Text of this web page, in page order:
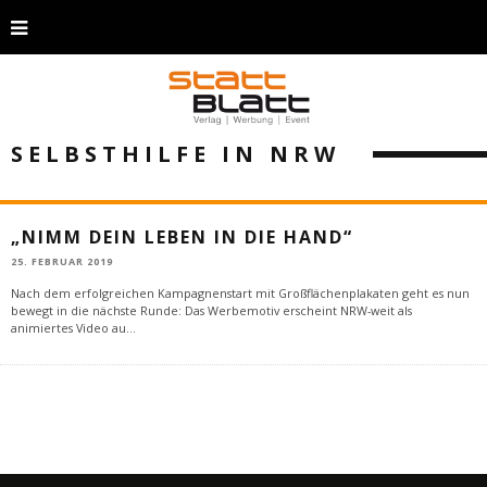
SELBSTHILFE IN NRW
„NIMM DEIN LEBEN IN DIE HAND“
25. FEBRUAR 2019
Nach dem erfolgreichen Kampagnenstart mit Großflächenplakaten geht es nun
bewegt in die nächste Runde: Das Werbemotiv erscheint NRW-weit als
animiertes Video au...